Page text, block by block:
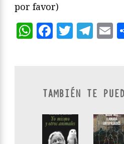
por favor)
WhatsApp
TAMBIÉN TE